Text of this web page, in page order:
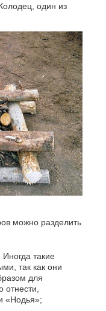
один из
можно разделить
такие
так как они
для
отнести,
«Нодья»;